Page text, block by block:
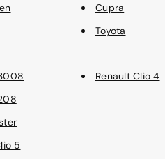
Cupra
Toyota
5
Renault Clio 4